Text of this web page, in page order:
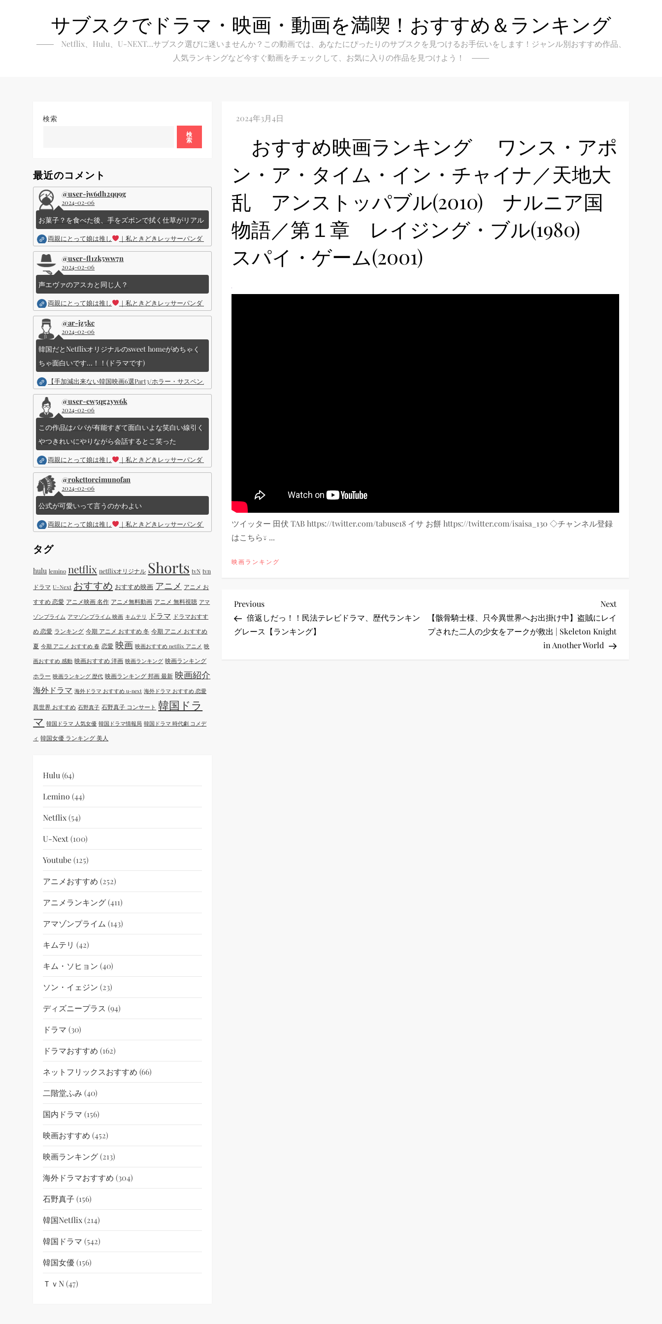
サブスクでドラマ・映画・動画を満喫！おすすめ＆ランキング
Netflix、Hulu、U-NEXT…サブスク選びに迷いませんか？この動画では、あなたにぴったりのサブスクを見つけるお手伝いをします！ジャンル別おすすめ作品、
人気ランキングなど今すぐ動画をチェックして、お気に入りの作品を見つけよう！
おすすめ映画ランキング ワンス・アポ
ン・ア・タイム・イン・チャイナ／天地大
乱 アンストッパブル(2010) ナルニア国
物語／第１章 レイジング・ブル(1980)
スパイ・ゲーム(2001)
ツイッター 田伏 TAB https://twitter.com/tabuse18 イサ お餅 https://twitter.com/isaisa_130 ◇チャンネル登録
はこちら↓ ...
映画ランキング
投
稿
Previous
Post
Previous
倍返しだっ！！民法テレビドラマ、歴代ランキン
グレース【ランキング】
Next
Next
【骸骨騎士様、只今異世界へお出掛け中】盗賊にレイ
プされた二人の少女をアークが救出 | Skeleton Knight
in Another World
検索
検
索
最近のコメント
@user-jw6dh2qq9g
2024-02-06
お菓子？を食べた後、手をズボンで拭く仕草がリアル
両親にとって娘は推し ｜私ときどきレッサーパンダ ｜Disney (ディズニープラス）
@user-fl1zk5ww7n
2024-02-06
声エヴァのアスカと同じ人？
両親にとって娘は推し ｜私ときどきレッサーパンダ ｜Disney (ディズニープラス）
@ar-jz5kc
2024-02-06
韓国だとNetflixオリジナルのsweet homeがめちゃく
ちゃ面白いです...！！(ドラマです)
【手加減出来ない韓国映画6選Part3/ホラー・サスペンス・ノワール】韓国至上の《最凶の悪》が登場する韓国映画。
@user-ew5qg2yw6k
2024-02-06
この作品はパパが有能すぎて面白いよな笑白い線引く
やつきれいにやりながら会話するとこ笑った
両親にとって娘は推し ｜私ときどきレッサーパンダ ｜Disney (ディズニープラス）
@rokettoreimunofan
2024-02-06
公式が可愛いって言うのかわよい
両親にとって娘は推し ｜私ときどきレッサーパンダ ｜Disney (ディズニープラス）
タグ
hulu lemino netflix netflixオリジナル Shorts tvN tvn
ドラマ U-Next おすすめ おすすめ映画 アニメ アニメ お
すすめ 恋愛 アニメ映画 名作 アニメ無料動画 アニメ 無料視聴 アマ
ゾンプライム アマゾンプライム 映画 キムテリ ドラマ ドラマおすす
め 恋愛 ランキング 今期 アニメ おすすめ 冬 今期 アニメ おすすめ
夏 今期 アニメ おすすめ 春 恋愛 映画 映画おすすめ netflix アニメ 映
画おすすめ 感動 映画おすすめ 洋画 映画ランキング 映画ランキング
ホラー 映画ランキング 歴代 映画ランキング 邦画 最新 映画紹介
海外ドラマ 海外ドラマ おすすめ u-next 海外ドラマ おすすめ 恋愛
異世界 おすすめ 石野真子 石野真子 コンサート 韓国ドラ
マ 韓国ドラマ 人気女優 韓国ドラマ情報局 韓国ドラマ 時代劇 コメデ
ィ 韓国女優 ランキング 美人
Hulu (64)
Lemino (44)
Netflix(54)
U-Next(100)
Youtube(125)
アニメおすすめ (252)
アニメランキング(411)
アマゾンプライム (143)
キムテリ (42)
キム・ソヒョン (40)
ソン・イェジン (23)
ディズニープラス (94)
ドラマ (30)
ドラマおすすめ (162)
ネットフリックスおすすめ (66)
二階堂ふみ (40)
国内ドラマ (156)
映画おすすめ (452)
映画ランキング(213)
海外ドラマおすすめ (304)
石野真子 (156)
韓国netflix(214)
韓国ドラマ (542)
韓国女優(156)
ＴｖN(47)